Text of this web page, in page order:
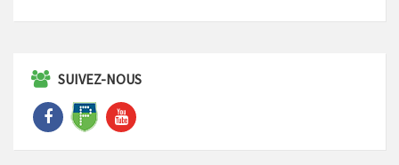
SUIVEZ-NOUS